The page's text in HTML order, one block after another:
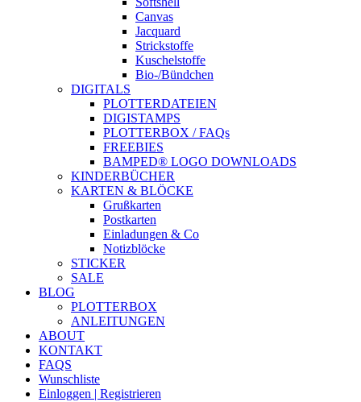
Canvas
Jacquard
Strickstoffe
Kuschelstoffe
Bio-/Bündchen
DIGITALS
PLOTTERDATEIEN
DIGISTAMPS
PLOTTERBOX / FAQs
FREEBIES
BAMPED® LOGO DOWNLOADS
KINDERBÜCHER
KARTEN & BLÖCKE
Grußkarten
Postkarten
Einladungen & Co
Notizblöcke
STICKER
SALE
BLOG
PLOTTERBOX
ANLEITUNGEN
ABOUT
KONTAKT
FAQS
Wunschliste
Einloggen | Registrieren